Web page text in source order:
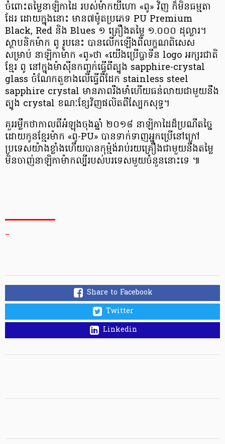
ចំពោះ​តម្លៃនាឡិកាដៃ របស់ម៉ាកយីហោ «​ពូ​» ​វិញ ក៏មិន​ធម្មតា
ដែរ ​ដោយក្នុងនោះ មាន​៧ម៉ូត ​ប្រភេទ PU Premium
Black, Red និង Blues ១ គ្រឿង​តម្លៃ ១.០០០ ដុល្លារ​។
ស្ថាបនិក​ម៉ាក ពូ រូបនេះ បាន​លើកឡើងពី​លក្ខណ​​ពិសេស​​​
សម្រាប់ នាឡិកា​​ម៉ាក «​ពូ​»ថា «​យើង​ប្រើ​​ប្លាទីន logo អក្សរ​ជាតិ​
ខ្មែរ ​ពូ​ នៅក្នុង​​ម៉ាស៊ីន​​កញ្ចក់​​ធ្វើ​ពី​ត្បូង sapphire-crystal
glass ចំណែក​​តួ​ខាង​​លើ​​ធ្វើ​ពី​ដែក stainless steel
sapphire crystal មាន​ភាព​រឹងមាំ​​ហើយ​​ធន់​លាយ​​ជាមួយ​នឹង​
ត្បូង crystal ខណៈ​ខ្សែ​​វិញ​​ផលិត​​ពី​​ស្បែក​សុទ្ធ​។
គួរ​រម្លឹកថា ​កាលពី​អំឡុង​ចុង​ឆ្នាំ​ ២០១៨ នាឡិកាដៃ​​ដ៏ប្រណីត​​ច្នៃ​​
ដោយ​​កូន​ខ្មែរ​ម៉ាក «​ពូ-PU» បាន​ទាក់ទាញ​​អ្នក​ប្រើ​​នៅ​ក្រៅ​
ប្រទេស​​យ៉ាង​ខ្លាំង​​​ហើយ​បាន​​កុម្ម៉ង់​រាប់រយ​​គ្រឿង​​ជាមួយ​​នឹង​តម្លៃ​
មិនចាញ់​នាឡិកាម៉ាក​ល្បី​របស់​បរទេស​មួយ​ចំនួននោះទេ ​៕
_
Share to Facebook
Twitter
Linkedin